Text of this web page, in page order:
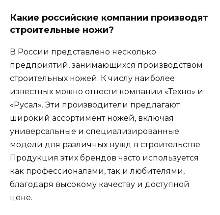
Какие российские компании производят
строительные ножи?
В России представлено несколько
предприятий, занимающихся производством
строительных ножей. К числу наиболее
известных можно отнести компании «Техно» и
«Русал». Эти производители предлагают
широкий ассортимент ножей, включая
универсальные и специализированные
модели для различных нужд в строительстве.
Продукция этих брендов часто используется
как профессионалами, так и любителями,
благодаря высокому качеству и доступной
цене.